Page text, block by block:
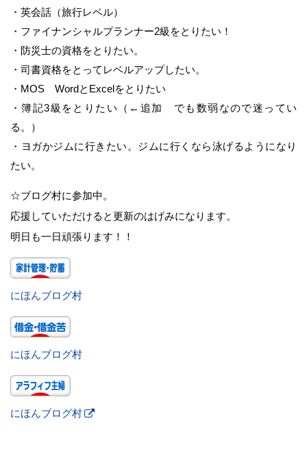
・英会話（旅行レベル）
・ファイナンシャルプランナー2級をとりたい！
・防災士の資格をとりたい。
・司書資格をとってレベルアップしたい。
・MOS WordとExcelをとりたい
・簿記3級をとりたい（←追加 でも数弱なので迷ってい
る。）
・ヨガかジムに行きたい。ジムに行くなら泳げるようになり
たい。
☆ブログ村に参加中。
応援していただけると更新のはげみになります。
明日も一日頑張ります！！
にほんブログ村
にほんブログ村
にほんブログ村